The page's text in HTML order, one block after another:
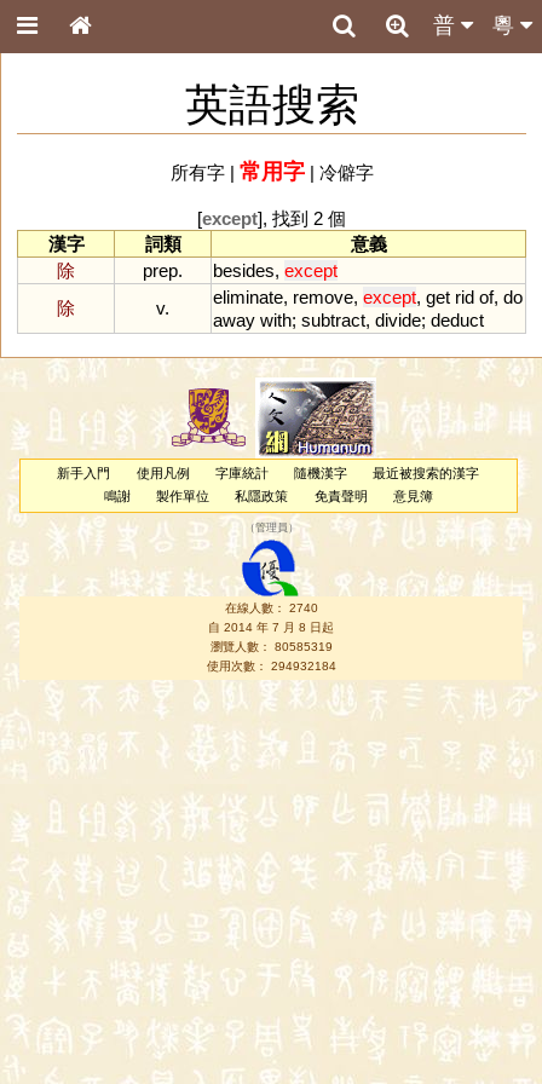
粵
普
英語搜索
所有字| 常用字| 冷僻字
[except], 找到 2 個
漢字
詞類
意義
除
prep. besides, except
除
v.
eliminate, remove, except, get rid of, do
away with; subtract, divide; deduct
新手入門 使用凡例 字庫統計 隨機漢字
最近被搜索的漢字
鳴謝
製作單位 私隱政策 免責聲明 意見簿
（管理員 ）
在線人數： 2740
自 2014 年 7 月 8 日起
瀏覽人數： 80585319
使用次數： 294932184